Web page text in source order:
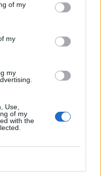
of my
my
my
Use,
of my
with the
Ötvös
a
és
halottak
ezt bárki